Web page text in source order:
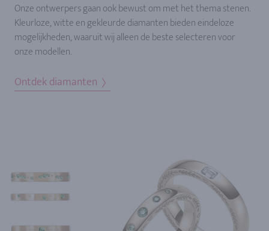
Onze ontwerpers gaan ook bewust om met het thema stenen.
Kleurloze, witte en gekleurde diamanten bieden eindeloze
mogelijkheden, waaruit wij alleen de beste selecteren voor
onze modellen.
Ontdek diamanten